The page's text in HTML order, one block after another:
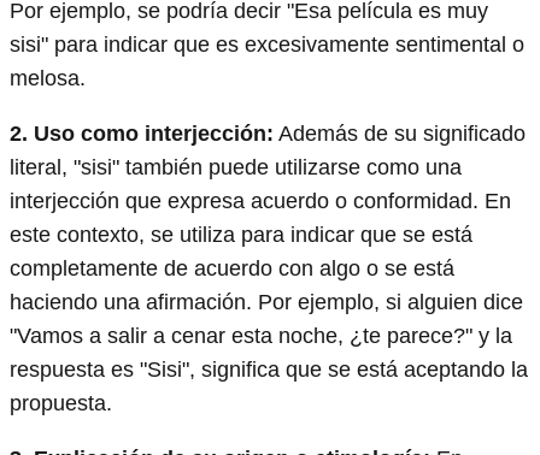
Por ejemplo, se podría decir "Esa película es muy
sisi" para indicar que es excesivamente sentimental o
melosa.
2. Uso como interjección: Además de su significado
literal, "sisi" también puede utilizarse como una
interjección que expresa acuerdo o conformidad. En
este contexto, se utiliza para indicar que se está
completamente de acuerdo con algo o se está
haciendo una afirmación. Por ejemplo, si alguien dice
"Vamos a salir a cenar esta noche, ¿te parece?" y la
respuesta es "Sisi", significa que se está aceptando la
propuesta.